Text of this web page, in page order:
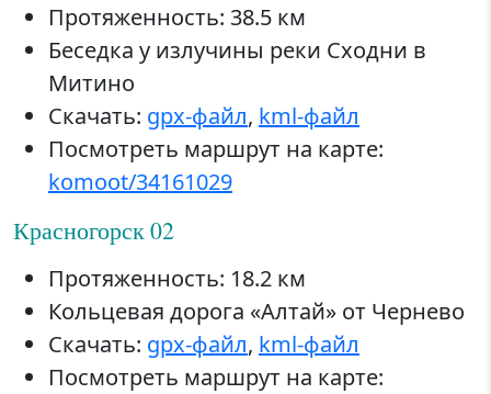
Протяженность: 38.5 км
Беседка у излучины реки Сходни в
Митино
Скачать: gpx-файл, kml-файл
Посмотреть маршрут на карте:
komoot/34161029
Красногорск 02
Протяженность: 18.2 км
Кольцевая дорога «Алтай» от Чернево
Скачать: gpx-файл, kml-файл
Посмотреть маршрут на карте: